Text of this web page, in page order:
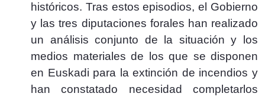
históricos. Tras estos episodios, el Gobierno
y las tres diputaciones forales han realizado
un análisis conjunto de la situación y los
medios materiales de los que se disponen
en Euskadi para la extinción de incendios y
han constatado necesidad completarlos